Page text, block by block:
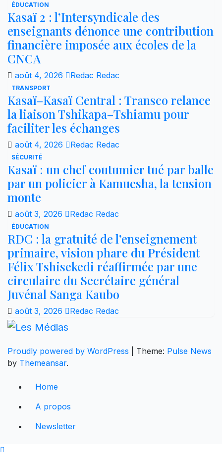
ÉDUCATION
Kasaï 2 : l’Intersyndicale des
enseignants dénonce une contribution
financière imposée aux écoles de la
CNCA
août 4, 2026 Redac Redac
TRANSPORT
Kasaï–Kasaï Central : Transco relance
la liaison Tshikapa–Tshiamu pour
faciliter les échanges
août 4, 2026 Redac Redac
SÉCURITÉ
Kasaï : un chef coutumier tué par balle
par un policier à Kamuesha, la tension
monte
août 3, 2026 Redac Redac
ÉDUCATION
RDC : la gratuité de l’enseignement
primaire, vision phare du Président
Félix Tshisekedi réaffirmée par une
circulaire du Secrétaire général
Juvénal Sanga Kaubo
août 3, 2026 Redac Redac
Proudly powered by WordPress Theme: Pulse News
by Themeansar.
Home
A propos
Newsletter